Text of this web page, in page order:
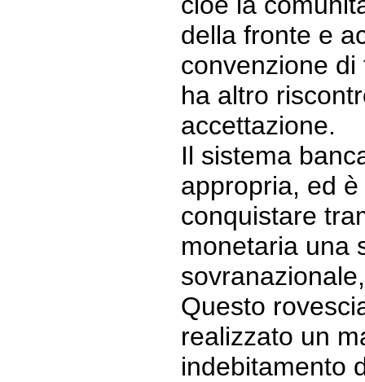
della fronte e
convenzione
ha altro
accettazione.
Il sistema
appropria, ed
conquistare
monetaria una
Questo
realizzato un
indebitamento